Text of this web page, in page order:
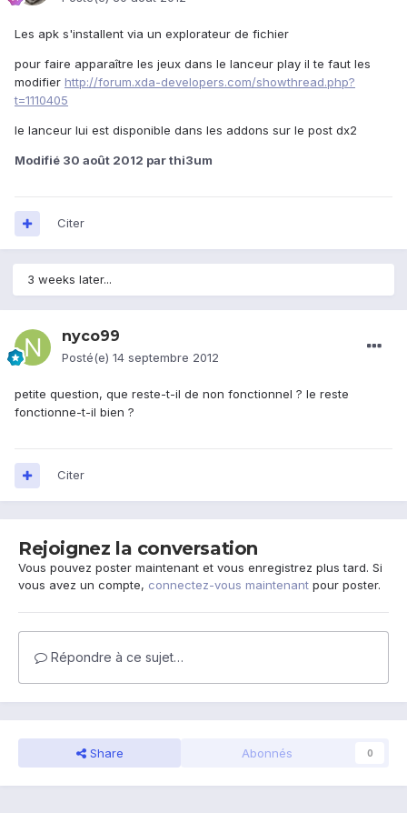
Les apk s'installent via un explorateur de fichier
pour faire apparaître les jeux dans le lanceur play il te faut les
modifier http://forum.xda-developers.com/showthread.php?
t=1110405
le lanceur lui est disponible dans les addons sur le post dx2
Modifié 30 août 2012 par thi3um
Citer
3 weeks later...
nyco99
Posté(e) 14 septembre 2012
petite question, que reste-t-il de non fonctionnel ? le reste
fonctionne-t-il bien ?
Citer
Rejoignez la conversation
Vous pouvez poster maintenant et vous enregistrez plus tard. Si
vous avez un compte, connectez-vous maintenant pour poster.
Répondre à ce sujet…
Share Abonnés 0